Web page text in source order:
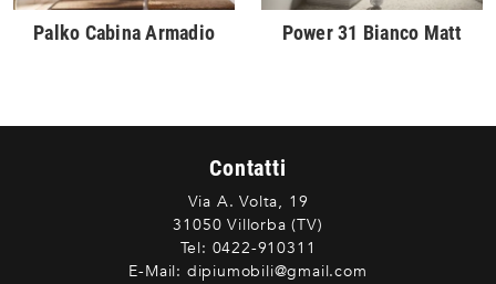
Palko Cabina Armadio Power 31 Bianco Matt
Contatti
Via A. Volta, 19
31050 Villorba (TV)
Tel: 0422-910311
E-Mail: dipiumobili@gmail.com